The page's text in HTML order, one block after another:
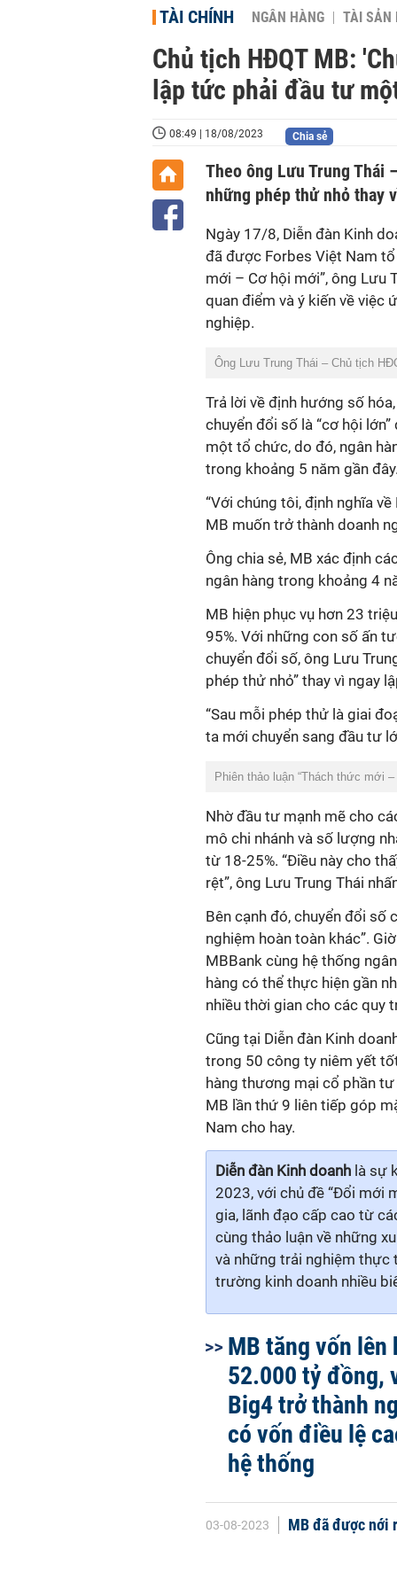
TÀI CHÍNH NGÂN HÀNG TÀI SẢN
Chủ tịch HĐQT MB:
lập tức phải đầu tư
08:49 | 18/08/2023 Chia sẻ
Theo ông Lưu Trung Thái
những phép thử nhỏ thay
Ngày 17/8, Diễn đàn Kinh
đã được Forbes Việt Nam tổ
mới – Cơ hội mới”, ông Lưu
quan điểm và ý kiến về việc
nghiệp.
Ông Lưu Trung Thái – Chủ tịch
Trả lời về định hướng số
chuyển đổi số là “cơ hội
một tổ chức, do đó, ngân
trong khoảng 5 năm gần đây.
“Với chúng tôi, định nghĩa
MB muốn trở thành doanh
Ông chia sẻ, MB xác định
ngân hàng trong khoảng 4
MB hiện phục vụ hơn 23
95%. Với những con số ấn
chuyển đổi số, ông Lưu
phép thử nhỏ” thay vì ngay
“Sau mỗi phép thử là giai
ta mới chuyển sang đầu tư
Phiên thảo luận “Thách thức mới
Nhờ đầu tư mạnh mẽ cho
mô chi nhánh và số lượng
từ 18-25%. “Điều này cho
rệt”, ông Lưu Trung Thái
Bên cạnh đó, chuyển đổi số
nghiệm hoàn toàn khác”.
MBBank cùng hệ thống
hàng có thể thực hiện gần
nhiều thời gian cho các quy
Cũng tại Diễn đàn Kinh
trong 50 công ty niêm yết
hàng thương mại cổ phần
MB lần thứ 9 liên tiếp góp
Nam cho hay.
Diễn đàn Kinh doanh là sự
2023, với chủ đề “Đổi mới
gia, lãnh đạo cấp cao từ
cùng thảo luận về những
và những trải nghiệm
trường kinh doanh nhiều
MB tăng vốn lên
52.000 tỷ đồng,
Big4 trở thành
có vốn điều lệ
hệ thống
03-08-2023 MB đã được nới